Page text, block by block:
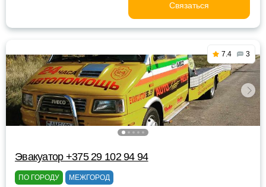
Связаться
7.4 3
Эвакуатор +375 29 102 94 94
ПО ГОРОДУ МЕЖГОРОД